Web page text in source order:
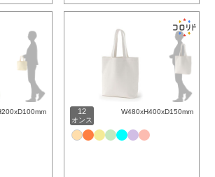
12
オンス
W480xH400xD150mm